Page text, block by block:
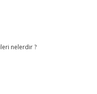
nelerdir ?